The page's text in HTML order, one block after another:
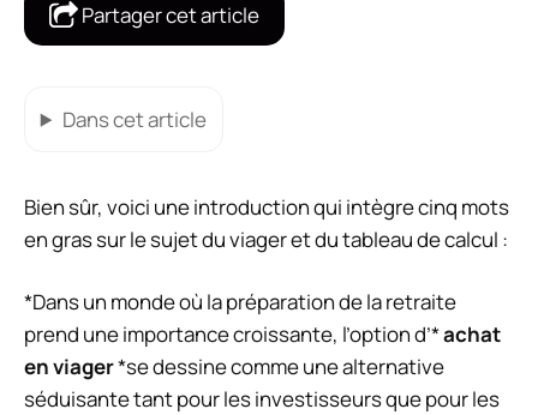
Partager cet article
Dans cet article
Bien sûr, voici une introduction qui intègre cinq mots
en gras sur le sujet du viager et du tableau de calcul :
*Dans un monde où la préparation de la retraite
prend une importance croissante, l’option d’*achat
en viager*se dessine comme une alternative
séduisante tant pour les investisseurs que pour les